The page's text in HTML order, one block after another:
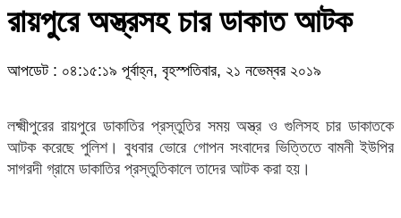
রায়পুরে অস্ত্রসহ চার ডাকাত আটক
আপডেট : ০৪:১৫:১৯ পূর্বাহ্ন, বৃহস্পতিবার, ২১ নভেম্বর ২০১৯
লক্ষ্মীপুরের রায়পুরে ডাকাতির প্রস্তুতির সময় অস্ত্র ও গুলিসহ চার ডাকাতকে
আটক করেছে পুলিশ। বুধবার ভোরে গোপন সংবাদের ভিত্তিতে বামনী ইউপির
সাগরদী গ্রামে ডাকাতির প্রস্তুতিকালে তাদের আটক করা হয়।